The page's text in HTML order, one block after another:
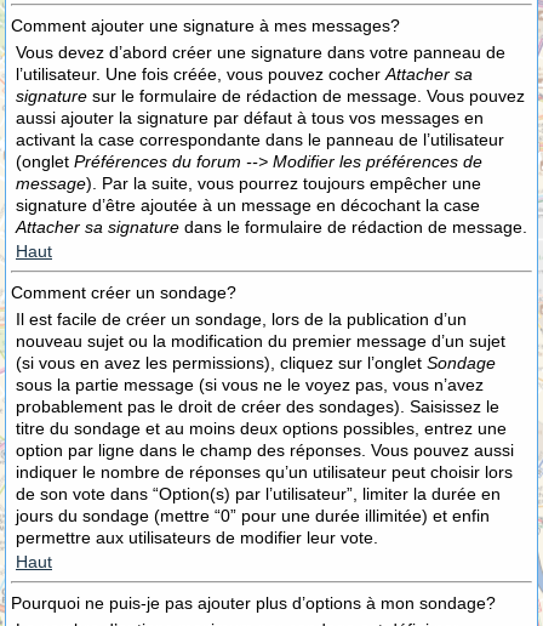
Comment ajouter une signature à mes messages?
Vous devez d’abord créer une signature dans votre panneau de
l’utilisateur. Une fois créée, vous pouvez cocher Attacher sa
signature sur le formulaire de rédaction de message. Vous pouvez
aussi ajouter la signature par défaut à tous vos messages en
activant la case correspondante dans le panneau de l’utilisateur
(onglet Préférences du forum --> Modifier les préférences de
message). Par la suite, vous pourrez toujours empêcher une
signature d’être ajoutée à un message en décochant la case
Attacher sa signature dans le formulaire de rédaction de message.
Haut
Comment créer un sondage?
Il est facile de créer un sondage, lors de la publication d’un
nouveau sujet ou la modification du premier message d’un sujet
(si vous en avez les permissions), cliquez sur l’onglet Sondage
sous la partie message (si vous ne le voyez pas, vous n’avez
probablement pas le droit de créer des sondages). Saisissez le
titre du sondage et au moins deux options possibles, entrez une
option par ligne dans le champ des réponses. Vous pouvez aussi
indiquer le nombre de réponses qu’un utilisateur peut choisir lors
de son vote dans “Option(s) par l’utilisateur”, limiter la durée en
jours du sondage (mettre “0” pour une durée illimitée) et enfin
permettre aux utilisateurs de modifier leur vote.
Haut
Pourquoi ne puis-je pas ajouter plus d’options à mon sondage?